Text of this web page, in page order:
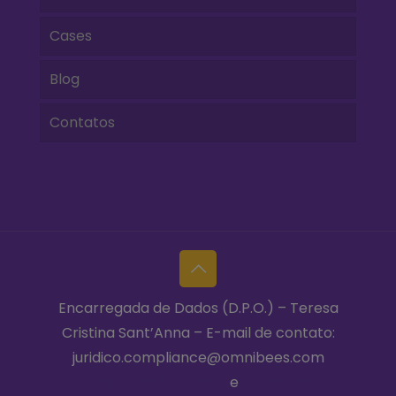
Cases
Blog
Contatos
Encarregada de Dados (D.P.O.) – Teresa
Cristina Sant’Anna – E-mail de contato:
juridico.compliance@omnibees.com
e